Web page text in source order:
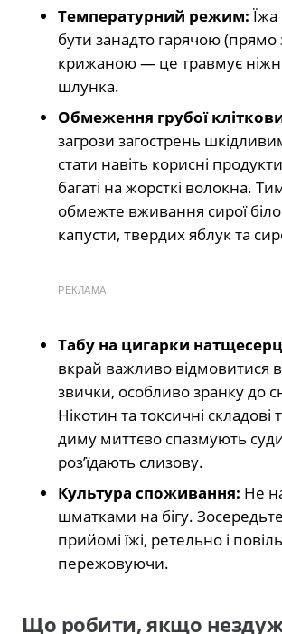
Температурний режим:
бути занадто гарячою (прямо
крижаною — це травмує ніжні
шлунка.
Обмеження грубої
загрози загострень
стати навіть корисні
багаті на жорсткі волокна.
обмежте вживання сирої
капусти, твердих яблук та
РЕКЛАМА
Табу на цигарки
вкрай важливо відмовитися
звички, особливо зранку до
Нікотин та токсичні
диму миттєво спазмують
роз’їдають слизову.
Культура споживання: Не
шматками на бігу.
прийомі їжі, ретельно і
пережовуючи.
Що робити, якщо